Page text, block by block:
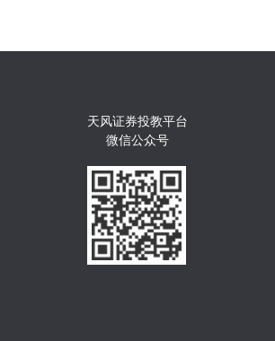
天风证券投教平台
微信公众号